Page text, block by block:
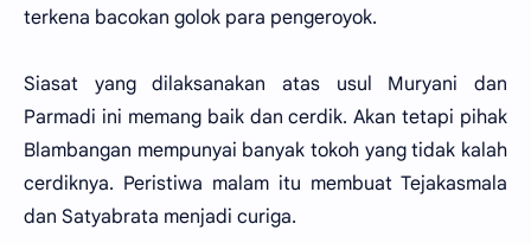
terkena bacokan golok para pengeroyok.
Siasat yang dilaksanakan atas usul Muryani dan
Parmadi ini memang baik dan cerdik. Akan tetapi pihak
Blambangan mempunyai banyak tokoh yang tidak kalah
cerdiknya. Peristiwa malam itu membuat Tejakasmala
dan Satyabrata menjadi curiga.